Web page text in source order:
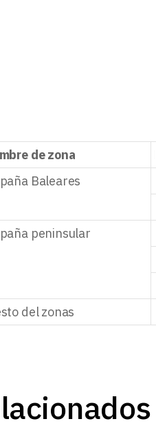
de zona
Baleares
peninsular
del zonas